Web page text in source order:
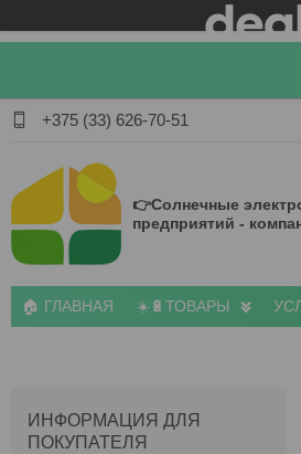
+375 (33) 626-70-51
👉Солнечные
предприятий -
🏠 ГЛАВНАЯ ☀️🔋ТОВАРЫ
ИНФОРМАЦИЯ ДЛЯ
ПОКУПАТЕЛЯ